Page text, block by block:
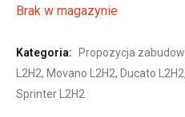
Brak w magazynie
Kategoria: Propozycja
L2H2, Movano L2H2, Ducato
Sprinter L2H2